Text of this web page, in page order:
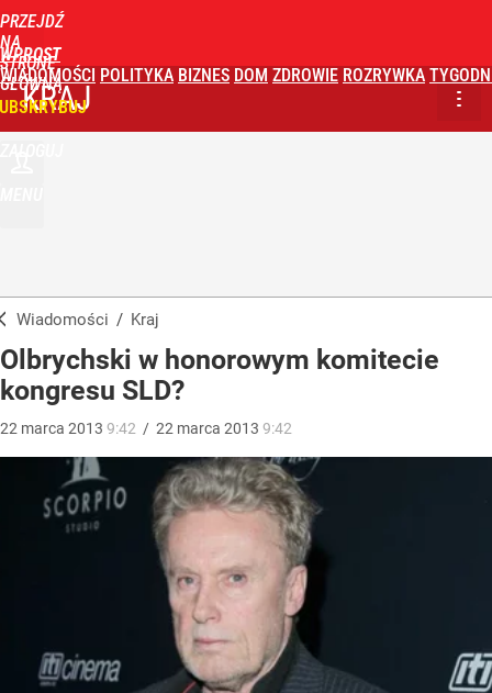
PRZEJDŹ
NA
STRONĘ
GŁÓWNĄ
WPROST
WIADOMOŚCI POLITYKA BIZNES DOM ZDROWIE ROZRYWKA
KRAJ
Wiadomości / Kraj
Olbrychski w honorowym komitecie
kongresu SLD?
22 marca 2013 9:42 / 22 marca 2013 9:42